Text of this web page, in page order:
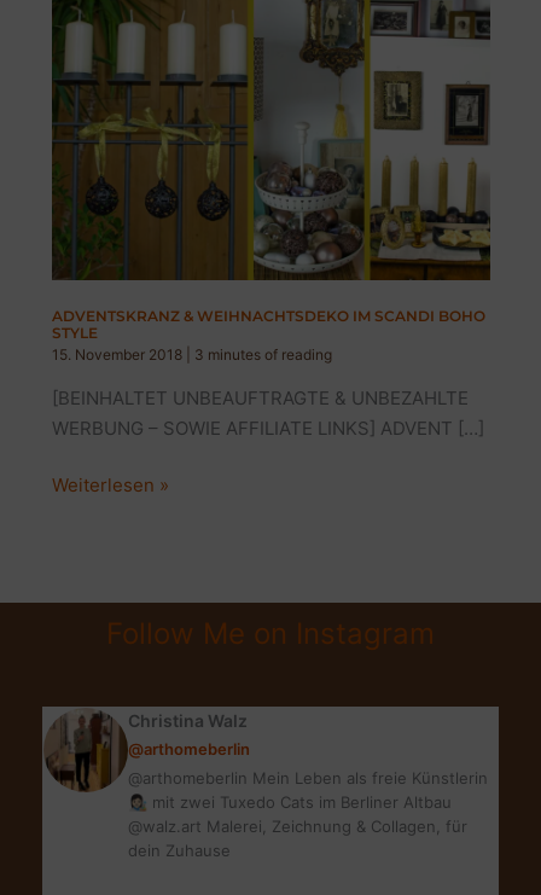
ADVENTSKRANZ & WEIHNACHTSDEKO IM SCANDI BOHO
STYLE
15. November 2018
3 minutes of reading
[BEINHALTET UNBEAUFTRAGTE & UNBEZAHLTE
WERBUNG – SOWIE AFFILIATE LINKS] ADVENT […]
ADVENTSKRANZ
SCANDI
Weiterlesen »
Follow Me on Instagram
Christina Walz
@arthomeberlin
@arthomeberlin Mein Leben als freie Künstlerin
👩🏻‍🎨 mit zwei Tuxedo Cats im Berliner Altbau
@walz.art Malerei, Zeichnung & Collagen, für
dein Zuhause